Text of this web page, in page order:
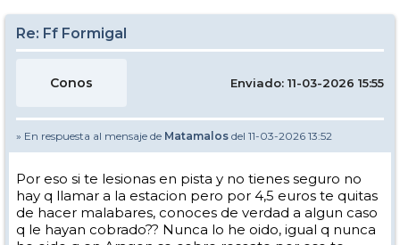
Re: Ff Formigal
Conos Enviado: 11-03-2026 15:55
» En respuesta al mensaje de Matamalos del 11-03-2026 13:52
Por eso si te lesionas en pista y no tienes seguro no
hay q llamar a la estacion pero por 4,5 euros te quitas
de hacer malabares, conoces de verdad a algun caso
q le hayan cobrado?? Nunca lo he oido, igual q nunca